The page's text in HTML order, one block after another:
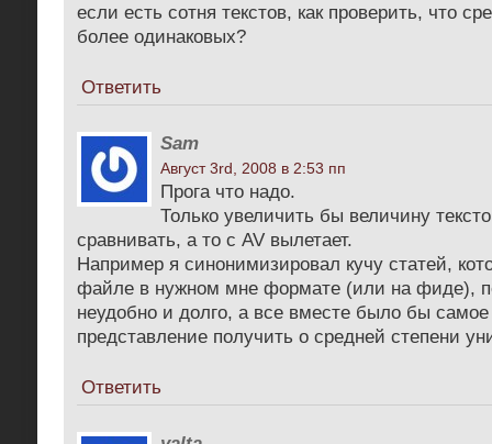
если есть сотня текстов, как проверить, что
более одинаковых?
Ответить
Sam
Август 3rd, 2008 в 2:53 пп
Прога что надо.
Только увеличить бы величину
сравнивать, а то с AV вылетает.
Например я синонимизировал кучу статей,
файле в нужном мне формате (или на фиде),
неудобно и долго, а все вместе было бы
представление получить о средней степени
Ответить